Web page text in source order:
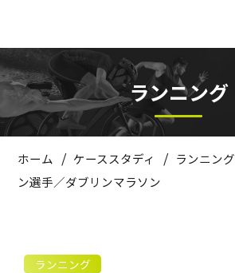
ランニング
ホーム / ケーススタディ / ランニング
ン選手／ダブリンマラソン
ランニング